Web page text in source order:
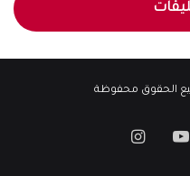
يوتيوبانستقرام